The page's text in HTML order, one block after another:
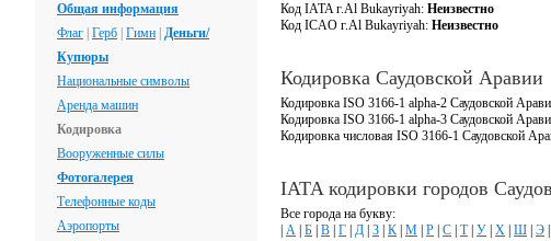
Общая информация
Флаг Герб Гимн Деньги/
Купюры
Национальные символы
Аренда машин
Кодировка
Вооруженные силы
Фотогалерея
Телефонные коды
Аэропорты
Код IATA г.Al Bukayriyah: Неизвестно
Код ICAO г.Al Bukayriyah: Неизвестно
Кодировка Саудовской Аравии
Кодировка ISO 3166-1 alpha-2 Саудовской
Кодировка ISO 3166-1 alpha-3 Саудовской
Кодировка числовая ISO 3166-1 Саудовской
IATA кодировки городов
Все города на букву:
А Б В Г Д З К М Р С Т| У Х Ш Э